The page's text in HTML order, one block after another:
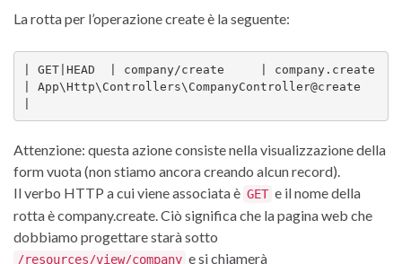
La rotta per l’operazione create è la seguente:
| GET|HEAD  | company/create     | company.create
| App\Http\Controllers\CompanyController@create
Attenzione: questa azione consiste nella visualizzazione della
form vuota (non stiamo ancora creando alcun record).
Il verbo HTTP a cui viene associata è GET e il nome della
rotta è company.create. Ciò significa che la pagina web che
dobbiamo progettare starà sotto
/resources/view/company e si chiamerà